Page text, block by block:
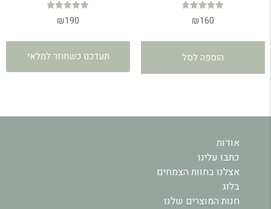
דורג
4.80
₪160
הוספה לסל
דורג
4.90
₪190
תעדכנו כשחוזר למלאי
אודות
כתבו עלינו
אצלנו בחוות הצמחים
בלוג
חנות המוצרים שלנו